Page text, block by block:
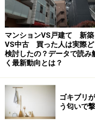
市長公舎には木造平屋
が、老朽のため昭和63
室（ホール）に建て替
が現存していないのは
時から「都市の記憶・
トレクチャー＆ディス
なわれていました。
マンションVS戸建て 新築
VS中古 買った人は実際ど
検討したの？データで読み
く最新動向とは？
ゴキブリ
う匂いで